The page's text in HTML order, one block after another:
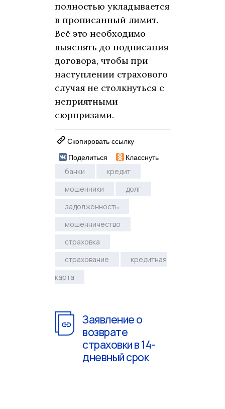
полностью укладывается
в прописанный лимит.
Всё это необходимо
выяснять до подписания
договора, чтобы при
наступлении страхового
случая не столкнуться с
неприятными
сюрпризами.
Скопировать ссылку
Поделиться
Класснуть
банки
кредит
мошенники
долг
задолженность
мошенничество
страховка
страхование
кредитная
карта
Заявление о
возврате
страховки в 14-
дневный срок